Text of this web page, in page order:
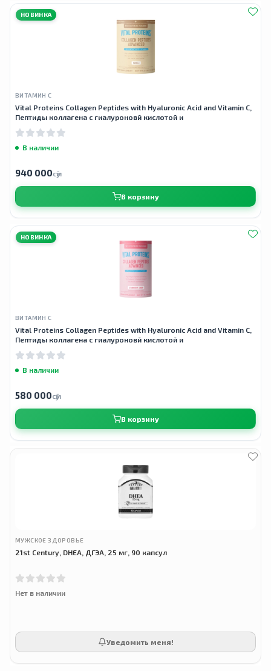
НОВИНКА
ВИТАМИН С
Vital Proteins Collagen Peptides with Hyaluronic Acid and Vitamin C,
Пептиды коллагена с гиалуроновй кислотой и
В наличии
940 000сӯм
В корзину
НОВИНКА
ВИТАМИН С
Vital Proteins Collagen Peptides with Hyaluronic Acid and Vitamin C,
Пептиды коллагена с гиалуроновй кислотой и
В наличии
580 000сӯм
В корзину
МУЖСКОЕ ЗДОРОВЬЕ
21st Century, DHEA, ДГЭА, 25 мг, 90 капсул
Нет в наличии
Уведомить меня!